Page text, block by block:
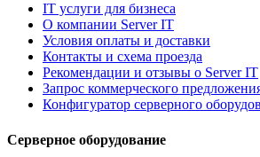
IT услуги для бизнеса
О компании Server IT
Условия оплаты и доставки
Контакты и схема проезда
Рекомендации и отзывы о Server IT
Запрос коммерческого
Конфигуратор серверного
Серверное оборудование